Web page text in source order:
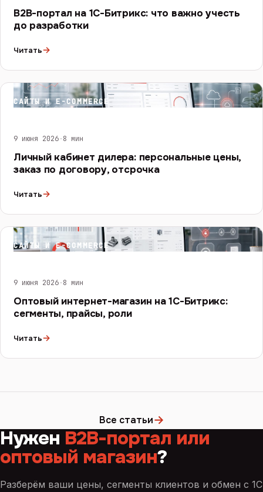
B2B-портал на 1С-Битрикс: что важно учесть
до разработки
Читать→
САЙТЫ И E-COMMERCE
9 июня 2026·8 мин
Личный кабинет дилера: персональные цены,
заказ по договору, отсрочка
Читать→
САЙТЫ И E-COMMERCE
9 июня 2026·8 мин
Оптовый интернет-магазин на 1С-Битрикс:
сегменты, прайсы, роли
Читать→
Все статьи→
Нужен B2B-портал или
оптовый магазин?
Разберём ваши цены, сегменты клиентов и обмен с 1С